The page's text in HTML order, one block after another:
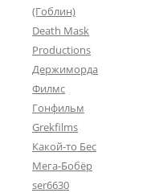
(Гоблин)
Death Mask
Productions
Держиморда
Филмс
Гонфильм
Grekfilms
Какой-то Бес
Мега-Бобёр
ser6630